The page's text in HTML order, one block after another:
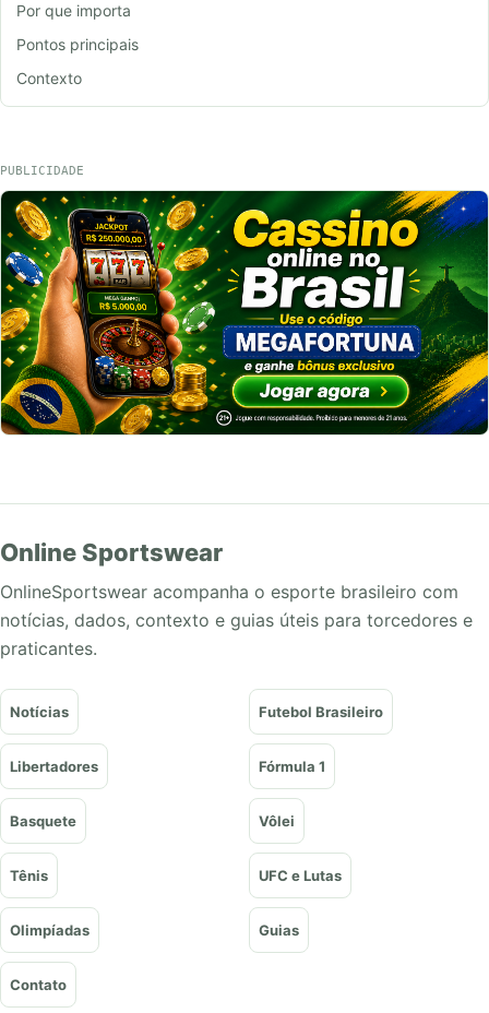
Por que importa
Pontos principais
Contexto
PUBLICIDADE
Online Sportswear
OnlineSportswear acompanha o esporte brasileiro com
notícias, dados, contexto e guias úteis para torcedores e
praticantes.
Notícias Futebol Brasileiro
Libertadores Fórmula 1
Basquete Vôlei
Tênis UFC e Lutas
Olimpíadas Guias
Contato